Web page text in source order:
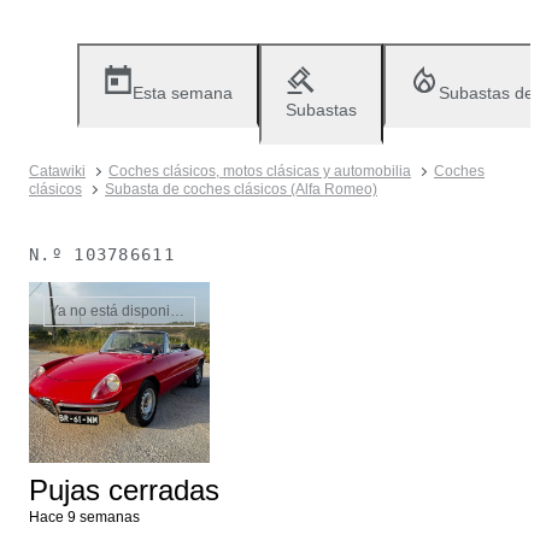
Esta semana
Subastas
Subastas
Catawiki Coches clásicos, motos clásicas y automobilia
Coches
clásicos
Subasta de coches clásicos (Alfa Romeo)
N.º 103786611
Ya no está disponible
Pujas cerradas
Hace 9 semanas